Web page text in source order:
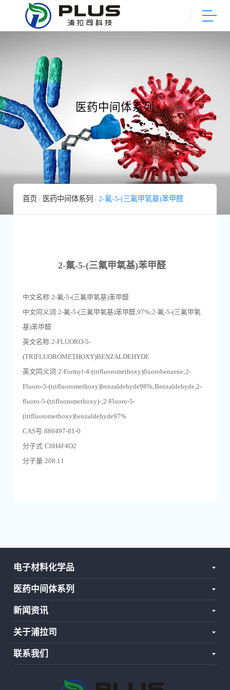
医药中间体系列
首页 医药中间体系列 2-氟-5-(三氟甲氧基)苯甲醛
2-氟-5-(三氟甲氧基)苯甲醛
中文名称:2-氟-5-(三氟甲氧基)苯甲醛
中文同义词:2-氟-5-(三氟甲氧基)苯甲醛,97%;2-氟-5-(三氟甲氧
基)苯甲醛
英文名称:2-FLUORO-5-
(TRIFLUOROMETHOXY)BENZALDEHYDE
英文同义词:2-Formyl-4-(trifluoromethoxy)fluorobenzene;2-
Fluoro-5-(trifluoromethoxy)benzaldehyde98%;Benzaldehyde,2-
fluoro-5-(trifluoromethoxy)-;2-Fluoro-5-
(trifluoromethoxy)benzaldehyde97%
CAS号:886497-81-0
分子式:C8H4F4O2
分子量:208.11
电子材料化学品
医药中间体系列
新闻资讯
关于浦拉司
联系我们